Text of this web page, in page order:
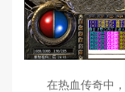
在热血传奇中